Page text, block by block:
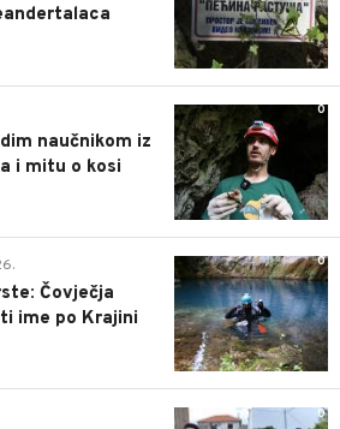
0
naučnikom iz
i mitu o kosi
0
Čovječja
ime po Krajini
0